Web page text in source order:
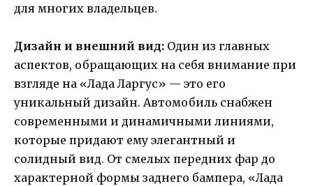
для многих владельцев.
Дизайн и внешний вид: Один из главных
аспектов, обращающих на себя внимание при
взгляде на «Лада Ларгус» — это его
уникальный дизайн. Автомобиль снабжен
современными и динамичными линиями,
которые придают ему элегантный и
солидный вид. От смелых передних фар до
характерной формы заднего бампера, «Лада